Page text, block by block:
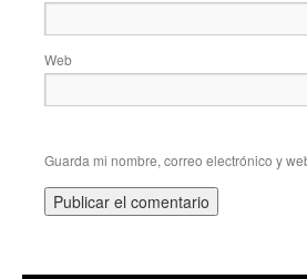
Web
Guarda mi nombre, correo electrónico y